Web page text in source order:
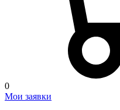
0
Мои заявки